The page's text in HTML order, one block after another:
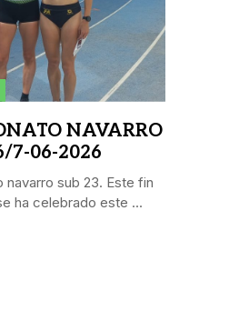
NAVARRO
7-06-2026
navarro sub 23. Este fin
ha celebrado este ...